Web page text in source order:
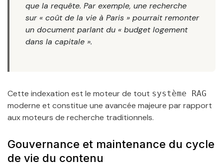
que la requête. Par exemple, une recherche
sur « coût de la vie à Paris » pourrait remonter
un document parlant du « budget logement
dans la capitale ».
Cette indexation est le moteur de tout système RAG
moderne et constitue une avancée majeure par rapport
aux moteurs de recherche traditionnels.
Gouvernance et maintenance du cycle
de vie du contenu